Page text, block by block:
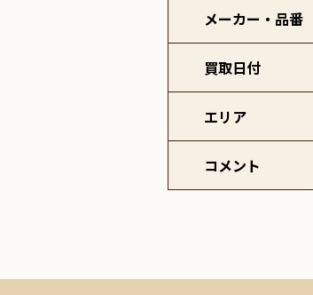
メーカー・品番
買取日付
エリア
コメント